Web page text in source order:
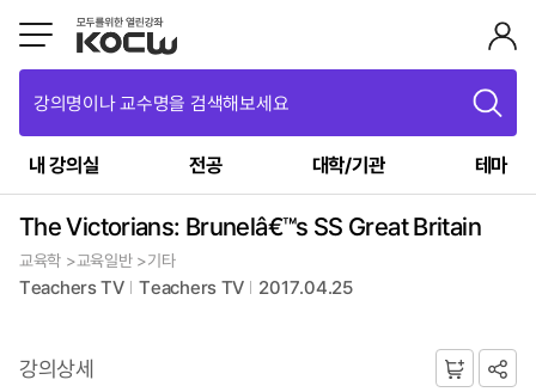
강의명이나 교수명을 검색해보세요
내 강의실 전공 대학/기관 테마
The Victorians: Brunelâ€™s SS Great Britain
교육학 >교육일반 >기타
Teachers TV Teachers TV 2017.04.25
강의상세